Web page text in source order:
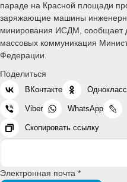
параде на Красной площади
заряжающие машины
минирования ИСДМ, сообщает
массовых коммуникация
Федерации.
Поделиться
ВКонтакте
Viber WhatsApp
Скопировать ссылку
Электронная почта *